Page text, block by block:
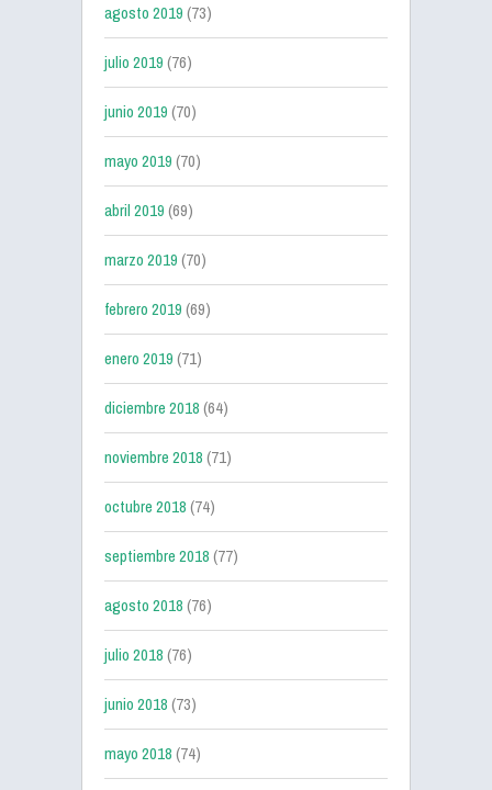
agosto 2019(73)
julio 2019(76)
junio 2019(70)
mayo 2019(70)
abril 2019(69)
marzo 2019(70)
febrero 2019(69)
enero 2019(71)
diciembre 2018(64)
noviembre 2018(71)
octubre 2018(74)
septiembre 2018(77)
agosto 2018(76)
julio 2018(76)
junio 2018(73)
mayo 2018(74)